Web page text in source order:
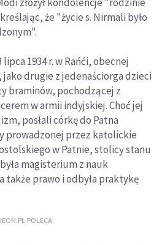
że "życie s. Nirmali było
1934 r. w Rańći, obecnej
drugie z jedenaściorga dzieci
braminów, pochodzącej z
w armii indyjskiej. Choć jej
posłali córkę do Patna
prowadzonej przez katolickie
w Patnie, stolicy stanu
magisterium z nauk
także prawo i odbyła praktykę
POLECA